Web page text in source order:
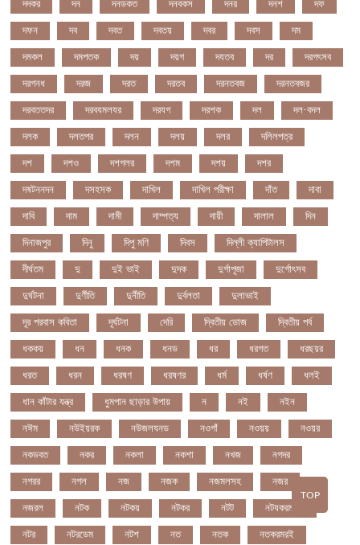
দদকর দন দনডকত দনবকস দনর দনশ দফ
দফন দব দবত দবতয় দবর দবস দম
দমকল দমপতক দয় দয়গ দযতব দর দরগৎসব
দরগনধ দরজ দরত দরতব দরনতবজ দরনতবজর
দরবততদর দরবযমলযর দরযগ দরশক দল দল-বদল
দলক দলতপর দলন দলয় দলর দলিলপত্র
দশ দশও দশগলর দশম দশয় দশর
দষটননদন দসহসক দাখিল দাখিল পরীক্ষা দাঁত দাবা
দাবি দাম দামী দাম্পত্য দায়ী দালাল দিন
দিনাজপুর দিনু দিপু মণি দিবস দিল্লী ক্যাপিটালস
দীর্ঘতম দু দুই ভাই দুদক দুর্গাপূজা দুর্গোৎসব
দুর্ঘটনা দুর্ণীতি দুর্নীতি দুর্বলতা দুলাভাই
দূর পরবাস কবিতা দূর্ঘটনা দেরি দ্বিতীয় ডোজ দ্বিতীয় পর্ব
ধককয় ধন ধনক ধনড ধর ধরগত ধরছয়র
ধরত ধরন ধরষণ ধরষণর ধর্ম ধর্ষণ ধলই
ধান কাঁটার যন্ত্র ধুমপান ছাড়ার উপায় ন নই নইন
নঈম নউইয়রক নউজলযনড নওগাঁ নওয়য় নওয়র
নকডবত নকর নকলা নকশা নখজ নগদর
নগরর নগল নজ নজক নজমলসহ নজর
নজরল নটক নটকয় নটকর নটট নটযকরমশল
নটর নটরডেম নটশ নত নতক নতকরমরই
TOP